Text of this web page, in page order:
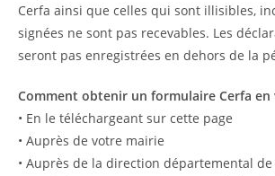
Cerfa ainsi que celles qui sont illisibles,
signées ne sont pas recevables. Les
seront pas enregistrées en dehors de la
Comment obtenir un formulaire Cerfa en
• En le téléchargeant sur cette page
• Auprès de votre mairie
• Auprès de la direction départemental